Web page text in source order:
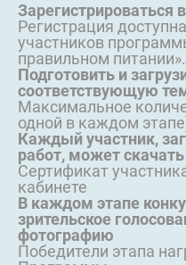
Зарегистрироваться
Регистрация
участников
правильном питании».
Подготовить и
соответствующую
Максимальное
одной в каждом
Каждый участник,
работ, может скачать
Сертификат
кабинете
В каждом этапе
зрительское
фотографию
Победители этапа